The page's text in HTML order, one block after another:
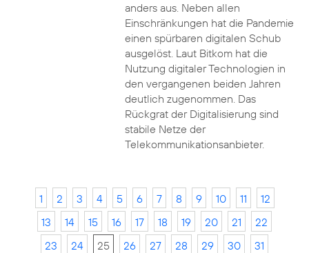
anders aus. Neben allen
Einschränkungen hat die Pandemie
einen spürbaren digitalen Schub
ausgelöst. Laut Bitkom hat die
Nutzung digitaler Technologien in
den vergangenen beiden Jahren
deutlich zugenommen. Das
Rückgrat der Digitalisierung sind
stabile Netze der
Telekommunikationsanbieter.
1 2 3 4 5 6 7 8 9 10 11
12
13
14 15 16 17 18 19 20 21
22
23
24 25 26 27 28 29 30
31